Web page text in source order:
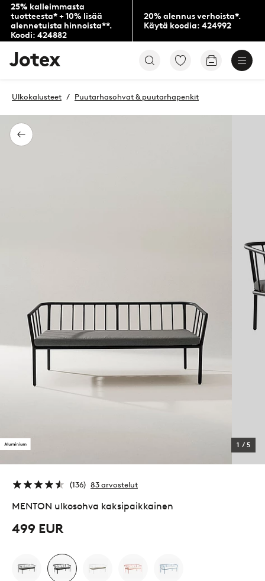
25% kalleimmasta
tuotteesta* + 10% lisää
alennetuista hinnoista**.
Koodi: 424882
20% alennus verhoista*.
Käytä koodia: 424992
Jotex-
logo
aloitussivulle
Siirry
Siirry
Takaisin
Ulkokalusteet Puutarhasohvat & puutarhapenkit
1 / 5
136 83 arvostelut
MENTON ulkosohva kaksipaikkainen
499 EUR